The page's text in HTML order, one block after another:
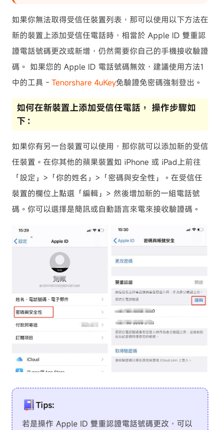
如果你無法取得受信任裝置列表，那可以使用以下方法在
新的裝置上添加受信任電話時，相當於 Apple ID 雙重認
證電話號碼更改或新增，仍然需要你自己的手機接收驗證
碼。 如果您的 Apple ID 電話號碼無效，建議使用方法1
中的工具 - Tenorshare 4uKey免驗證免密碼強制登出。
如何在新裝置上添加受信任電話， 操作步驟如
下：
如果你有另一台裝置可以使用，那你就可以添加新的受信
任裝置。在你其他的蘋果裝置如 iPhone 或 iPad上前往
「設定」>「你的姓名」>「密碼與安全性」。在受信任
裝置的欄位上點選「編輯」> 然後增加新的一組電話號
碼。你可以選擇是簡訊或自動語言來電來接收驗證碼。
Tips:
若是操作 Apple ID 雙重認證電話號碼更改，可以